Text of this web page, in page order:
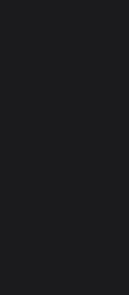
com par de chaves